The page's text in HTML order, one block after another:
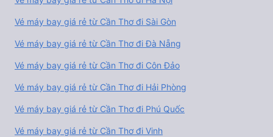
Vé máy bay giá rẻ từ Cần Thơ đi Sài Gòn
Vé máy bay giá rẻ từ Cần Thơ đi Đà Nẵng
Vé máy bay giá rẻ từ Cần Thơ đi Côn Đảo
Vé máy bay giá rẻ từ Cần Thơ đi Hải Phòng
Vé máy bay giá rẻ từ Cần Thơ đi Phú Quốc
Vé máy bay giá rẻ từ Cần Thơ đi Vinh